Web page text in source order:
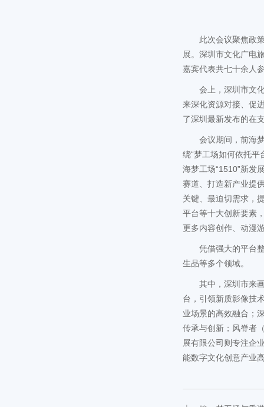
此次会议聚焦政
展。深圳市文化广电
嘉宾代表共七十余人
会上，深圳市文
来深化资源对接、促
了深圳最新发布的在
会议期间，前海
绕“梦工场如何依托
海梦工场“1510”新发
赛道、打造新产业提
关键、最迫切需求，
平台等十大创新要素
更多内容创作、动漫
凭借强大的平台
生品等多个领域。
其中，深圳市来
台，引领新质影像技
业场景的高效融合；
传承与创新；风脊者
展有限公司则专注企
能数字文化创意产业